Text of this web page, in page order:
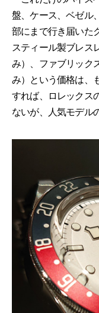
盤、ケース、ベゼル
部にまで行き届いた
スティール製ブレス
み）、ファブリック
み）という価格は、
すれば、ロレックス
ないが、人気モデル